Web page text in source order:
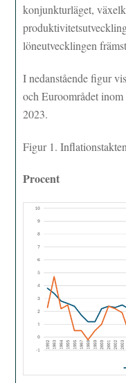
konjunkturläget,
löneutvecklingen
I nedanstående figur
och Euroområdet
2023.
Figur 1.
Procent